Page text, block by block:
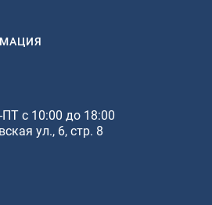
с 10:00 до 18:00
ул., 6, стр. 8